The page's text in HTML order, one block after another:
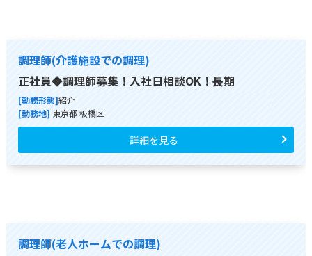
調理師(介護施設での調理)
正社員◆調理師募集！入社日相談OK！長期
[勤務形態]紹介
[勤務地] 東京都 板橋区
詳細を見る
調理師(老人ホームでの調理)